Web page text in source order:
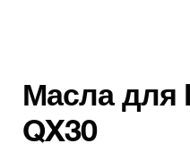
Масла для
QX30